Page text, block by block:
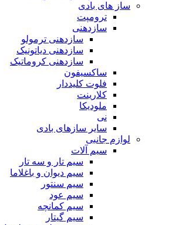
ساز های بادی
ترومپت
سازدهنی
سازدهنی ترمولو
سازدهنی دیاتونیک
سازدهنی کروماتیک
ساکسیفون
فلوت کلیددار
کلارینت
ملودیکا
نی
سایر سازهای بادی
لوازم جانبی
سیم آلات
سیم تار و سه تار
سیم دیوان و باغلاما
سیم سنتور
سیم عود
سیم کمانچه
سیم گیتار